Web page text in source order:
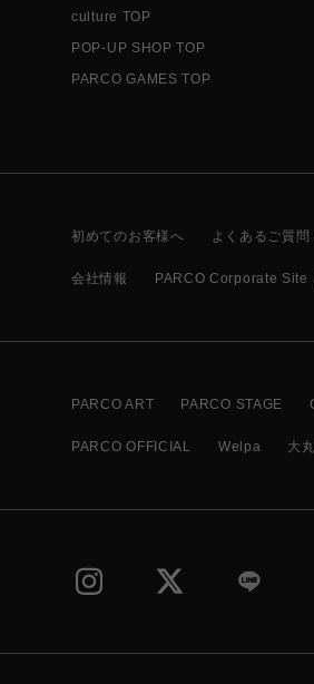
culture TOP
POP-UP SHOP TOP
PARCO GAMES TOP
初めてのお客様へ よくあるご質
会社情報 PARCO Corporate Site
PARCO ART PARCO STAGE
PARCO OFFICIAL Welpa 大